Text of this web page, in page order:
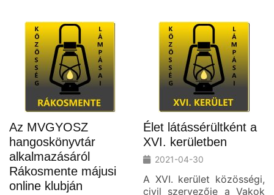
Az MVGYOSZ
hangoskönyvtár
alkalmazásáról
Rákosmente májusi
online klubján
Élet látássérültként a
XVI. kerületben
2021-04-30
A XVI. kerület közösségi,
civil szervezője a Vakok